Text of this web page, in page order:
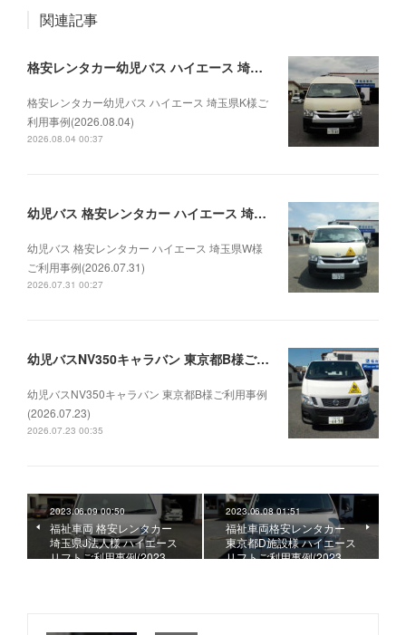
関連記事
格安レンタカー幼児バス ハイエース 埼玉県K様ご利用事例(2026.08.04)
格安レンタカー幼児バス ハイエース 埼玉県K様ご
利用事例(2026.08.04)
2026.08.04 00:37
幼児バス 格安レンタカー ハイエース 埼玉県W様ご利用事例(2026.07.31)
幼児バス 格安レンタカー ハイエース 埼玉県W様
ご利用事例(2026.07.31)
2026.07.31 00:27
幼児バスNV350キャラバン 東京都B様ご利用事例(2026.07.23)
幼児バスNV350キャラバン 東京都B様ご利用事例
(2026.07.23)
2026.07.23 00:35
2023.06.09 00:50
福祉車両 格安レンタカー
埼玉県J法人様 ハイエース
リフトご利用事例(2023.…
2023.06.08 01:51
福祉車両格安レンタカー
東京都D施設様 ハイエース
リフトご利用事例(2023.…